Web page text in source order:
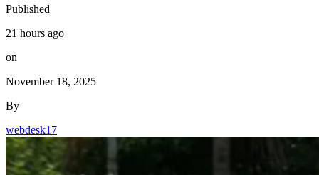
Published
21 hours ago
on
November 18, 2025
By
webdesk17